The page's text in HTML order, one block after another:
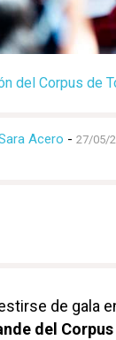
del Corpus de
Acero - 27/05/
de gala
del